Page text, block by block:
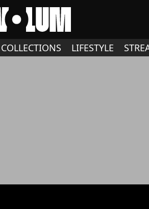
COLLECTIONS LIFESTYLE